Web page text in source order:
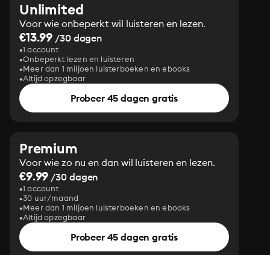
Unlimited
Voor wie onbeperkt wil luisteren en lezen.
€13.99 /30 dagen
1 account
Onbeperkt lezen en luisteren
Meer dan 1 miljoen luisterboeken en ebooks
Altijd opzegbaar
Probeer 45 dagen gratis
Premium
Voor wie zo nu en dan wil luisteren en lezen.
€9.99 /30 dagen
1 account
30 uur/maand
Meer dan 1 miljoen luisterboeken en ebooks
Altijd opzegbaar
Probeer 45 dagen gratis